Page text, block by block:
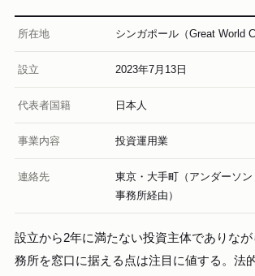
所在地 シンガポール（Great World
設立 2023年7月13日
代表者国籍 日本人
事業内容 投資運用業
連絡先
東京・大手町（アンダーソ
事務所経由）
設立から2年に満たない投資主体でありな
務所を窓口に据える点は注目に値する。法